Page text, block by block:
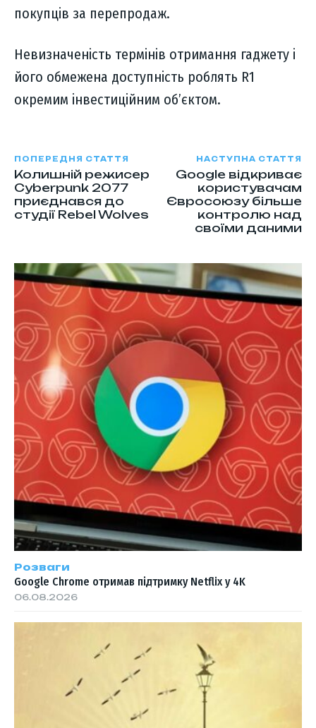
покупців за перепродаж.
Невизначеність термінів отримання гаджету і
його обмежена доступність роблять R1
окремим інвестиційним об’єктом.
ПОПЕРЕДНЯ СТАТТЯ
Колишній режисер
Cyberpunk 2077
приєднався до
студії Rebel Wolves
НАСТУПНА СТАТТЯ
Google відкриває
користувачам
Євросоюзу більше
контролю над
своїми даними
Розваги
Google Chrome отримав підтримку Netflix у 4K
06.08.2026